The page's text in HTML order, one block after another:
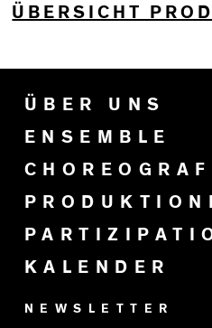
ÜBERSICHT
ÜBER UNS
ENSEMBLE
KALENDER
NEWSLETTER